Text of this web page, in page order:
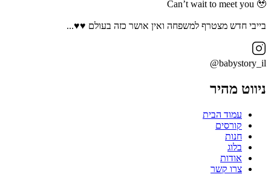
Can’t wait to meet you 🥹
בייבי חדש מצטרף למשפחה ואין אושר כזה בעולם ♥️♥️...
babystory_il@
ניווט מהיר
עמוד הבית
קורסים
חנות
בלוג
אודות
צרו קשר